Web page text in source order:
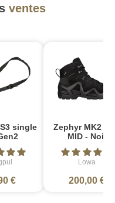
ventes
single
€
Zephyr MK2
MID - Noir
Lowa
200,00 €